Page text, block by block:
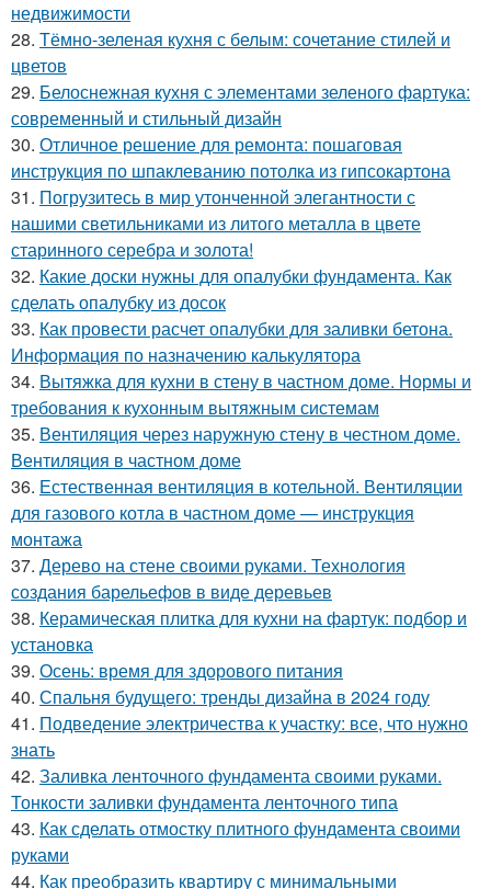
недвижимости
28. Тёмно-зеленая кухня с белым: сочетание стилей и
цветов
29. Белоснежная кухня с элементами зеленого фартука:
современный и стильный дизайн
30. Отличное решение для ремонта: пошаговая
инструкция по шпаклеванию потолка из гипсокартона
31. Погрузитесь в мир утонченной элегантности с
нашими светильниками из литого металла в цвете
старинного серебра и золота!
32. Какие доски нужны для опалубки фундамента. Как
сделать опалубку из досок
33. Как провести расчет опалубки для заливки бетона.
Информация по назначению калькулятора
34. Вытяжка для кухни в стену в частном доме. Нормы и
требования к кухонным вытяжным системам
35. Вентиляция через наружную стену в честном доме.
Вентиляция в частном доме
36. Естественная вентиляция в котельной. Вентиляции
для газового котла в частном доме — инструкция
монтажа
37. Дерево на стене своими руками. Технология
создания барельефов в виде деревьев
38. Керамическая плитка для кухни на фартук: подбор и
установка
39. Осень: время для здорового питания
40. Спальня будущего: тренды дизайна в 2024 году
41. Подведение электричества к участку: все, что нужно
знать
42. Заливка ленточного фундамента своими руками.
Тонкости заливки фундамента ленточного типа
43. Как сделать отмостку плитного фундамента своими
руками
44. Как преобразить квартиру с минимальными